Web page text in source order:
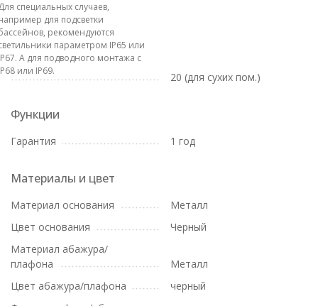
специальных случаев,
для подсветки
рекомендуются
параметром IP65 или
А для подводного монтажа с
или IP69.
20 (для сухих пом.)
Функции
Гарантия 1 год
Материалы и цвет
Материал основания
Металл
Цвет основания
Черный
Материал абажура/
плафона
Металл
Цвет абажура/плафона
черный